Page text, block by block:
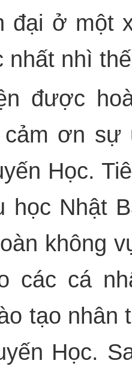
đại ở một
nhất nhì
được
cảm ơn
Học.
học Nhật
không
các cá
tạo nhân
Học.